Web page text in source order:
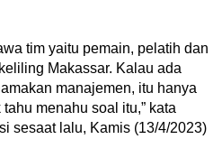
tim yaitu pemain, pelatih dan
Makassar. Kalau ada
manajemen, itu hanya
menahu soal itu,” kata
sesaat lalu, Kamis (13/4/2023)